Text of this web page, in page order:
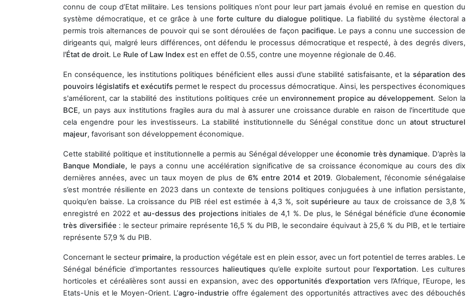
connu de coup d’Etat militaire. Les tensions politiques n’ont pour leur part jamais évolué en remise en question du
système démocratique, et ce grâce à uneforte culture du dialogue politique. La fiabilité du système électoral a
permis trois alternances de pouvoir qui se sont déroulées de façon pacifique. Le pays a connu une succession de
dirigeants qui, malgré leurs différences, ont défendu le processus démocratique et respecté, à des degrés divers,
l'État de droit. Le Rule of Law Index est en effet de 0.55, contre une moyenne régionale de 0.46.
En conséquence, les institutions politiques bénéficient elles aussi d’une stabilité satisfaisante, et la séparation des
pouvoirs législatifs et exécutifs permet le respect du processus démocratique. Ainsi, les perspectives économiques
s'améliorent, car la stabilité des institutions politiques crée unenvironnement propice au développement. Selon la
BCE, un pays aux institutions fragiles aura du mal à assurer une croissance durable en raison de l'incertitude que
cela engendre pour les investisseurs. La stabilité institutionnelle du Sénégal constitue donc un atout structurel
majeur, favorisant son développement économique.
Cette stabilité politique et institutionnelle a permis au Sénégal développer uneéconomie très dynamique. D’après la
Banque Mondiale, le pays a connu une accélération significative de sa croissance économique au cours des dix
dernières années, avec un taux moyen de plus de 6% entre 2014 et 2019. Globalement, l’économie sénégalaise
s’est montrée résiliente en 2023 dans un contexte de tensions politiques conjuguées à une inflation persistante,
quoiqu’en baisse. La croissance du PIB réel est estimée à 4,3 %, soitsupérieure au taux de croissance de 3,8 %
enregistré en 2022 et au-dessus des projectionsinitiales de 4,1 %. De plus, le Sénégal bénéficie d’uneéconomie
très diversifiée : le secteur primaire représente 16,5 % du PIB, le secondaire équivaut à 25,6 % du PIB, et le tertiaire
représente 57,9 % du PIB.
Concernant le secteur primaire, la production végétale est en plein essor, avec un fort potentiel de terres arables. Le
Sénégal bénéficie d’importantes ressources halieutiques qu’elle exploite surtout pour l’exportation. Les cultures
horticoles et céréalières sont aussi en expansion, avec desopportunités d’exportation vers l’Afrique, l’Europe, les
Etats-Unis et le Moyen-Orient. L’agro-industrie offre également des opportunités attractives avec des débouchés